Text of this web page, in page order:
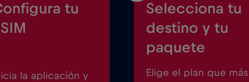
tu
la aplicación y
Selecciona tu
destino y tu
paquete
Elige el plan que más